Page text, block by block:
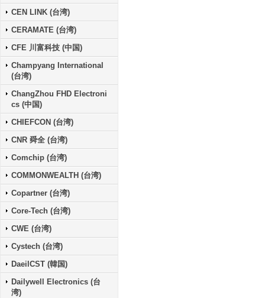
CEN LINK (台湾)
CERAMATE (台湾)
CFE 川富科技 (中国)
Champyang International
(台湾)
ChangZhou FHD Electroni
cs (中国)
CHIEFCON (台湾)
CNR 舜全 (台湾)
Comchip (台湾)
COMMONWEALTH (台湾)
Copartner (台湾)
Core-Tech (台湾)
CWE (台湾)
Cystech (台湾)
DaeilCST (韓国)
Dailywell Electronics (台
湾)